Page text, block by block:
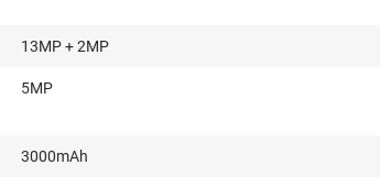
13MP + 2MP
5MP
3000mAh